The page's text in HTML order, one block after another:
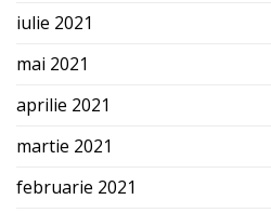
iulie 2021
mai 2021
aprilie 2021
martie 2021
februarie 2021